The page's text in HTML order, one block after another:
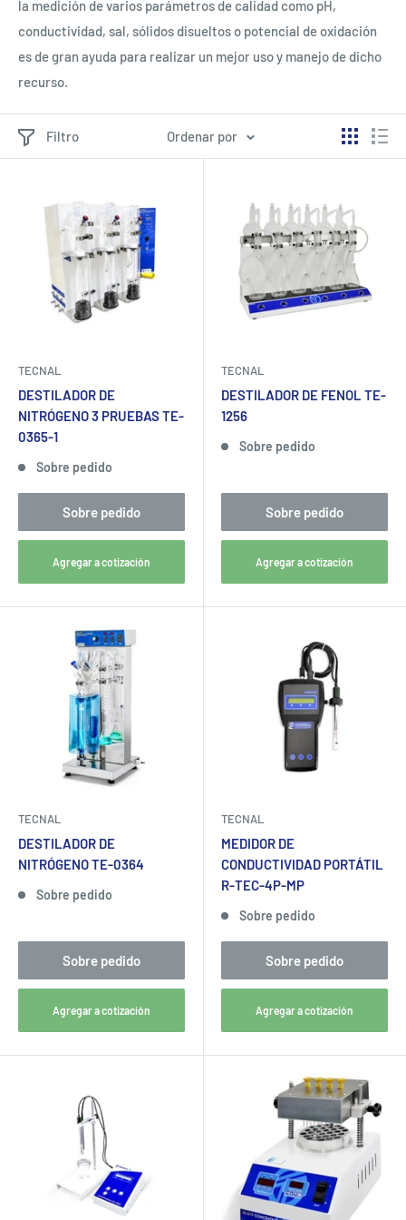
la medición de varios parámetros de calidad como pH,
conductividad, sal, sólidos disueltos o potencial de oxidación
es de gran ayuda para realizar un mejor uso y manejo de dicho
recurso.
Filtro Ordenar por
TECNAL
DESTILADOR DE
NITRÓGENO 3 PRUEBAS TE-
0365-1
Sobre pedido
Sobre pedido
Agregar a cotización
TECNAL
DESTILADOR DE FENOL TE-
1256
Sobre pedido
Sobre pedido
Agregar a cotización
TECNAL
DESTILADOR DE
NITRÓGENO TE-0364
Sobre pedido
Sobre pedido
Agregar a cotización
TECNAL
MEDIDOR DE
CONDUCTIVIDAD PORTÁTIL
R-TEC-4P-MP
Sobre pedido
Sobre pedido
Agregar a cotización